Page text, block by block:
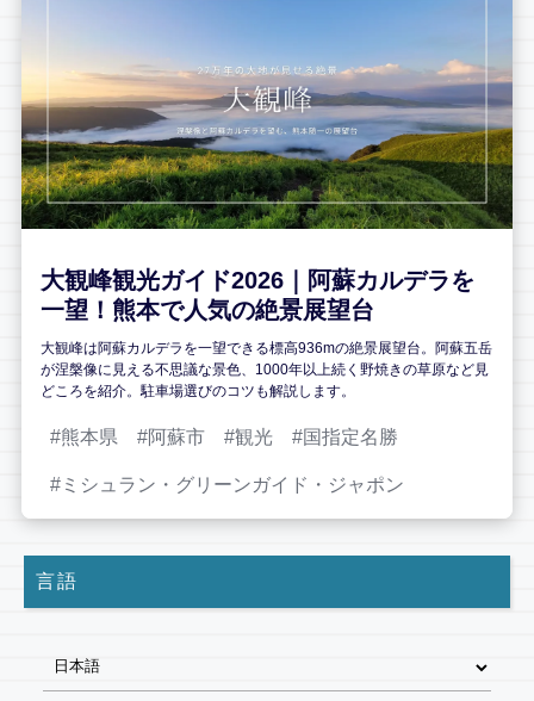
大観峰観光ガイド2026｜阿蘇カルデラを
一望！熊本で人気の絶景展望台
大観峰は阿蘇カルデラを一望できる標高936mの絶景展望台。阿蘇五岳
が涅槃像に見える不思議な景色、1000年以上続く野焼きの草原など見
どころを紹介。駐車場選びのコツも解説します。
熊本県 阿蘇市 観光 国指定名勝
ミシュラン・グリーンガイド・ジャポン
言語